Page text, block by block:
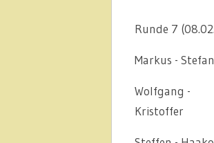
Runde 7
Markus - Stefan
Wolfgang -
Kristoffer